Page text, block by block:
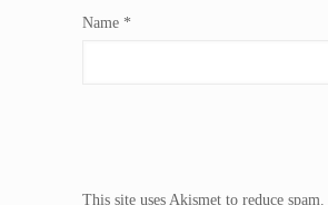
Name *
This site uses Akismet to reduce spam.